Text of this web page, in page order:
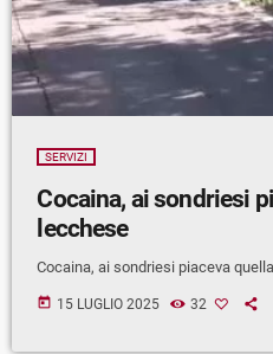
SERVIZI
Cocaina, ai sondriesi
lecchese
Cocaina, ai sondriesi piaceva
today 15 LUGLIO 2025 32